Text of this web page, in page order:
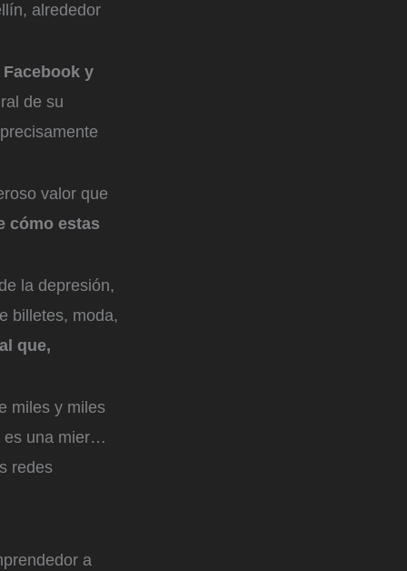
alrededor
y
de su
valor que
cómo estas
la depresión,
billetes, moda,
que,
miles y miles
es una mier…
redes
a